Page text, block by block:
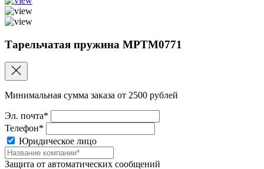
Тарельчатая пружина MPTM0771
Минимальная сумма заказа от 2500 рублей
Эл. почта*
Телефон*
Юридическое лицо
Защита от автоматических сообщений